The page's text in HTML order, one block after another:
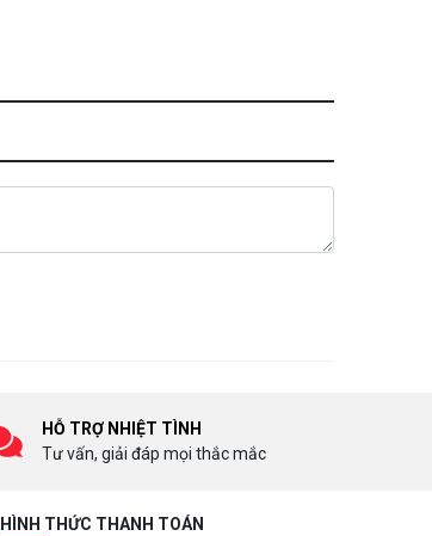
HỖ TRỢ NHIỆT TÌNH
Tư vấn, giải đáp mọi thắc mắc
HÌNH THỨC THANH TOÁN